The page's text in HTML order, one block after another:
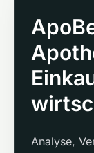
Analyse,